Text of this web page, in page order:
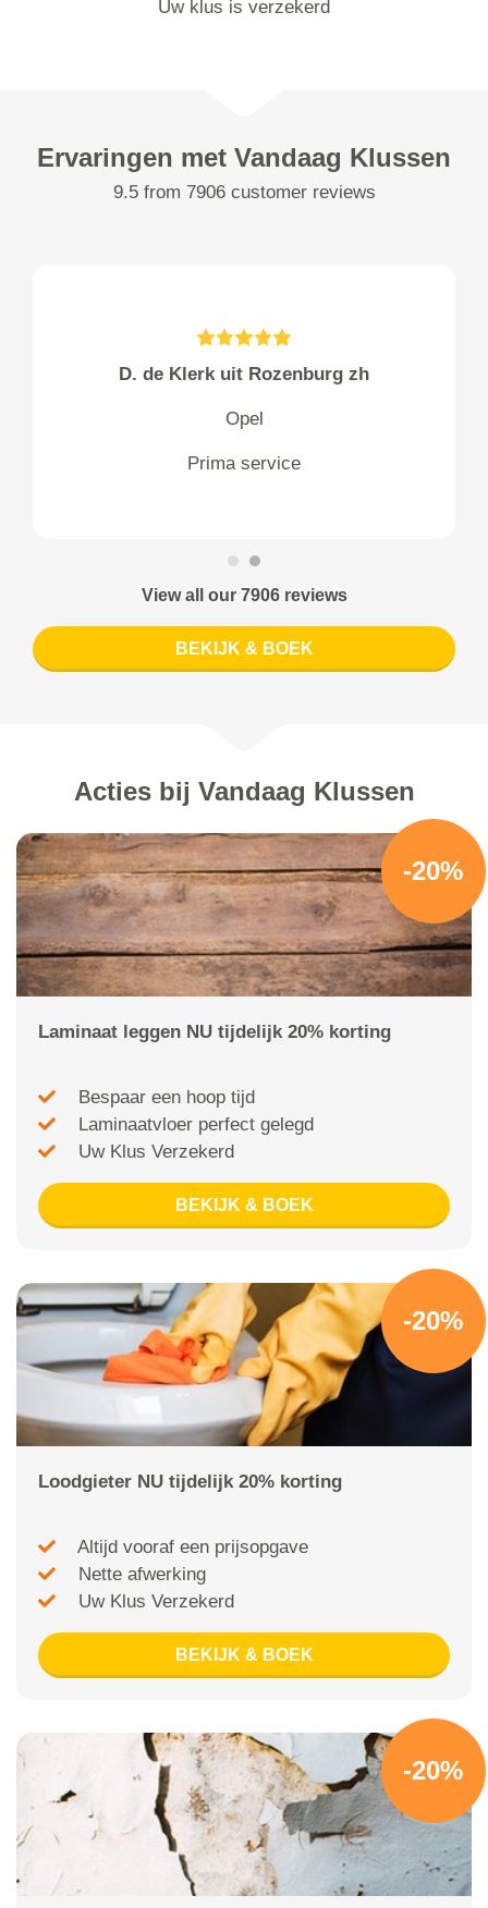
Uw klus is verzekerd
Ervaringen met Vandaag Klussen
9.5 from 7906 customer reviews
D. de Klerk uit Rozenburg zh
Opel
Prima service
View all our 7906 reviews
BEKIJK & BOEK
Acties bij Vandaag Klussen
-20%
Laminaat leggen NU tijdelijk 20% korting
Bespaar een hoop tijd
Laminaatvloer perfect gelegd
Uw Klus Verzekerd
BEKIJK & BOEK
-20%
Loodgieter NU tijdelijk 20% korting
Altijd vooraf een prijsopgave
Nette afwerking
Uw Klus Verzekerd
BEKIJK & BOEK
-20%